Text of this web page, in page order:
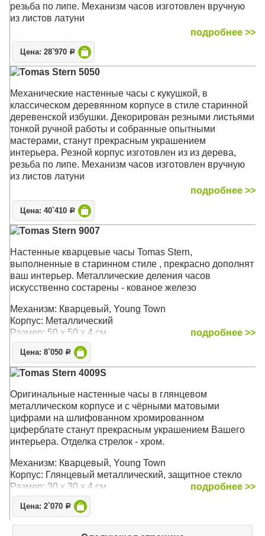
резьба по липе. Механизм часов изготовлен вручную
из листов латуни
Механизм: Механический с заводом на 1 день
Корпус: Дерево
Звуковой сигнал: Кукушка срабатывает каждый полный
час
подробнее >>
Цена: 28`970 Р
Tomas Stern 5050
Механические настенные часы c кукушкой, в
классическом деревянном корпусе в стиле старинной
деревенской избушки. Декорирован резными листьями
тонкой ручной работы и собранные опытными
мастерами, станут прекрасным украшением
интерьера. Резной корпус изготовлен из из дерева,
резьба по липе. Механизм часов изготовлен вручную
из листов латуни
Механизм: Механический с заводом на 1 день
Корпус: Дерево
Звуковой сигнал: Кукушка срабатывает каждый полный
час
подробнее >>
Цена: 40`410 Р
Tomas Stern 9007
Настенные кварцевые часы Tomas Stern,
выполненные в старинном стиле , прекрасно дополнят
ваш интерьер. Металлические деления часов
искусственно состарены - кованое железо
Механизм: Кварцевый, Young Town
Корпус: Металлический
Размер: 50 х 50 х 4 см
подробнее >>
Цена: 8`050 Р
Tomas Stern 4009S
Оригинальные настенные часы в глянцевом
металлическом корпусе и с чёрными матовыми
цифрами на шлифованном хромированном
циферблате станут прекрасным украшением Вашего
интерьера. Отделка стрелок - хром.
Механизм: Кварцевый, Young Town
Корпус: Глянцевый металлический, защитное стекло
Размер: 30 х 30 х 4 см
подробнее >>
Цена: 2`070 Р